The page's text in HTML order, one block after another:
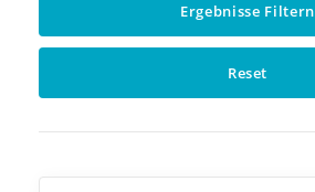
Ergebnisse Filtern
Reset